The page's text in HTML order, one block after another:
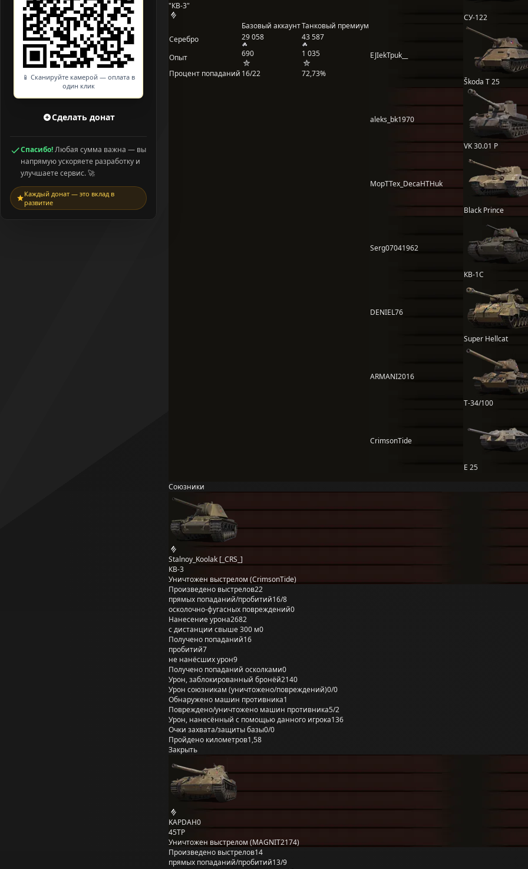
📱 Сканируйте камерой — оплата в
один клик
Сделать донат
Спасибо!Любая сумма важна — вы
напрямую ускоряете разработку и
улучшаете сервис. 🚀
Каждый донат — это вклад в
развитие
"КВ-3"
Базовый аккаунтТанковый премиум
Серебро
29 058 43 587
Опыт 690
1 035
Процент попаданий 16/22 72,73%
СУ-122
EJIekTpuk__
Škoda T 25
aleks_bk1970
VK 30.01 P
MopTTex_DecaHTHuk
Black Prince
Serg07041962
КВ-1С
DENIEL76
Super Hellcat
ARMANI2016
T-34/100
CrimsonTide
E 25
Союзники
Stalnoy_Koolak [_CRS_]
КВ-3
Уничтожен выстрелом (CrimsonTide)
Произведено выстрелов22
прямых попаданий/пробитий16/8
осколочно-фугасных повреждений0
Нанесение урона2682
с дистанции свыше 300 м0
Получено попаданий16
пробитий7
не нанёсших урон9
Получено попаданий осколками0
Урон, заблокированный бронёй2140
Урон союзникам (уничтожено/повреждений)0/0
Обнаружено машин противника1
Повреждено/уничтожено машин противника5/2
Урон, нанесённый с помощью данного игрока136
Очки захвата/защиты базы0/0
Пройдено километров1,58
Закрыть
KAPDAH0
45TP
Уничтожен выстрелом (MAGNIT2174)
Произведено выстрелов14
прямых попаданий/пробитий13/9